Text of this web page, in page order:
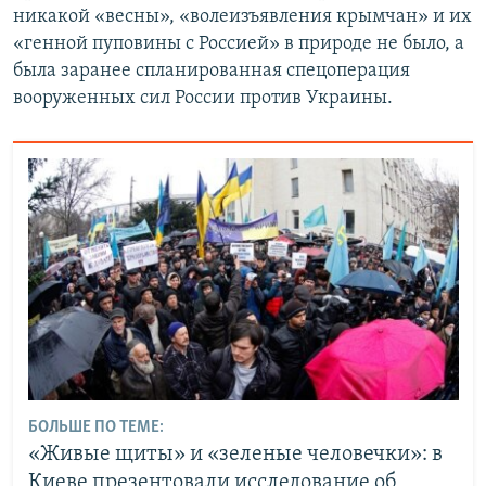
никакой «весны», «волеизъявления крымчан» и их
«генной пуповины с Россией» в природе не было, а
была заранее спланированная спецоперация
вооруженных сил России против Украины.
БОЛЬШЕ ПО ТЕМЕ:
«Живые щиты» и «зеленые человечки»: в